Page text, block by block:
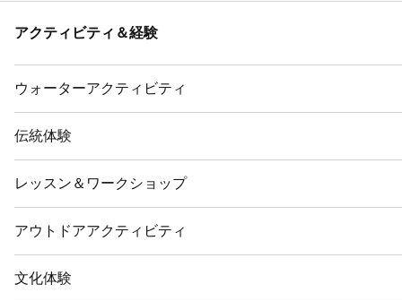
アクティビティ＆経験
ウォーターアクティビティ
伝統体験
レッスン＆ワークショップ
アウトドアアクティビティ
文化体験